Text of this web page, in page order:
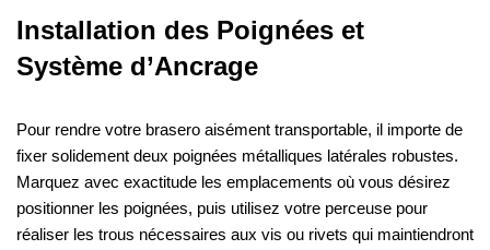
Installation des Poignées et
Système d’Ancrage
Pour rendre votre brasero aisément transportable, il importe de
fixer solidement deux poignées métalliques latérales robustes.
Marquez avec exactitude les emplacements où vous désirez
positionner les poignées, puis utilisez votre perceuse pour
réaliser les trous nécessaires aux vis ou rivets qui maintiendront